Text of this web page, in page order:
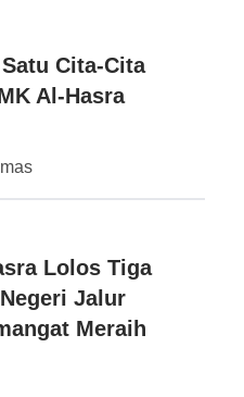
Cita-Cita
Al-Hasra
Lolos Tiga
Jalur
Meraih